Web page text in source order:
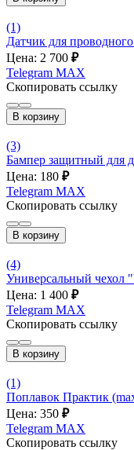
(1)
Датчик для
Цена: 2 700 ₽
Telegram MAX
Скопировать ссылку
В корзину
(3)
Бампер защитный для
Цена: 180 ₽
Telegram MAX
Скопировать ссылку
В корзину
(4)
Универсальный чехол
Цена: 1 400 ₽
Telegram MAX
Скопировать ссылку
В корзину
(1)
Поплавок Практик
Цена: 350 ₽
Telegram MAX
Скопировать ссылку